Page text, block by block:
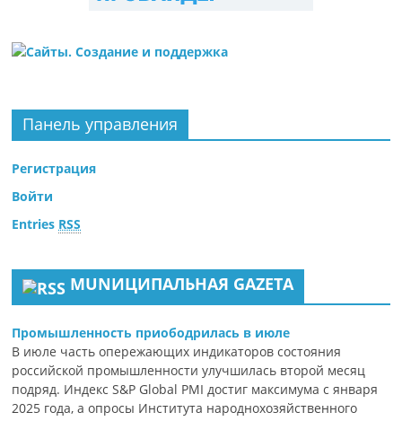
Панель управления
Регистрация
Войти
Entries RSS
MUNИЦИПАЛЬНАЯ GAZЕТА
Промышленность приободрилась в июле
В июле часть опережающих индикаторов состояния
российской промышленности улучшилась второй месяц
подряд. Индекс S&P Global PMI достиг максимума с января
2025 года, а опросы Института народнохозяйственного